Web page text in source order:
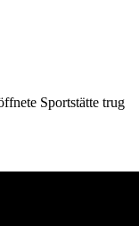
Sportstätte trug